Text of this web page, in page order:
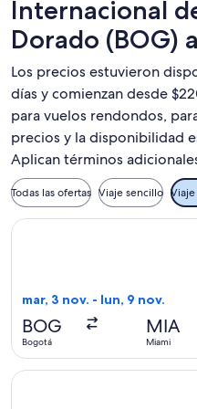
Internacional
Dorado (BOG)
Los precios estuvieron
días y comienzan desde
para vuelos rendondos,
precios y la disponibilidad
Aplican términos
Todas las ofertas Viaje sencillo
mar, 3 nov. - lun, 9 nov.
BOG
Bogotá
MIA
Miami
Seleccionar vuelo de
Seleccionar vuelo de